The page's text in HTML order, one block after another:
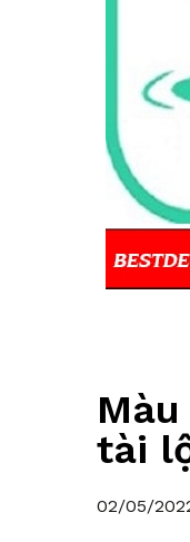
tài
02/05/